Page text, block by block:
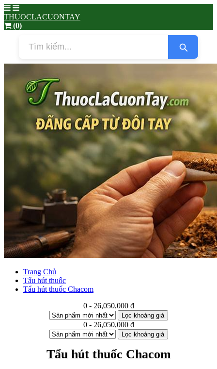
THUOCLACUONTAY
(0)
Trang Chủ
Tẩu hút thuốc
Tẩu hút thuốc Chacom
0 - 26,050,000 đ
Lọc khoảng giá
0 - 26,050,000 đ
Lọc khoảng giá
Tẩu hút thuốc Chacom